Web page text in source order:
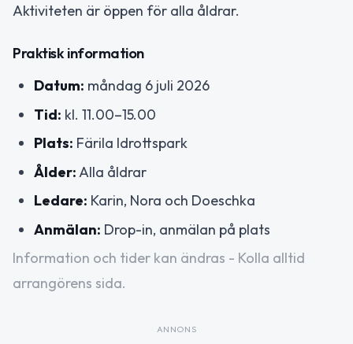
Aktiviteten är öppen för alla åldrar.
Praktisk information
Datum: måndag 6 juli 2026
Tid: kl. 11.00–15.00
Plats: Färila Idrottspark
Ålder:Alla åldrar
Ledare: Karin, Nora och Doeschka
Anmälan: Drop-in, anmälan på plats
Information och tider kan ändras - Kolla alltid
arrangörens sida.
ANNONS